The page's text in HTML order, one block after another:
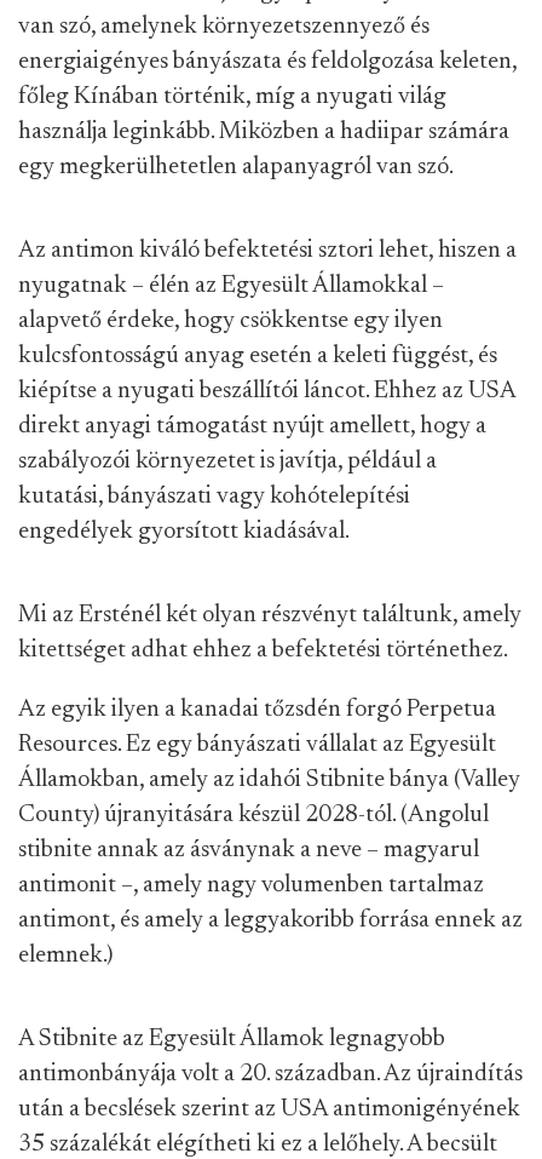
van szó, amelynek környezetszennyező és
energiaigényes bányászata és feldolgozása keleten,
főleg Kínában történik, míg a nyugati világ
használja leginkább. Miközben a hadiipar számára
egy megkerülhetetlen alapanyagról van szó.
Az antimon kiváló befektetési sztori lehet, hiszen a
nyugatnak – élén az Egyesült Államokkal –
alapvető érdeke, hogy csökkentse egy ilyen
kulcsfontosságú anyag esetén a keleti függést, és
kiépítse a nyugati beszállítói láncot. Ehhez az USA
direkt anyagi támogatást nyújt amellett, hogy a
szabályozói környezetet is javítja, például a
kutatási, bányászati vagy kohótelepítési
engedélyek gyorsított kiadásával.
Mi az Ersténél két olyan részvényt találtunk, amely
kitettséget adhat ehhez a befektetési történethez.
Az egyik ilyen a kanadai tőzsdén forgó Perpetua
Resources. Ez egy bányászati vállalat az Egyesült
Államokban, amely az idahói Stibnite bánya (Valley
County) újranyitására készül 2028-tól. (Angolul
stibnite annak az ásványnak a neve – magyarul
antimonit –, amely nagy volumenben tartalmaz
antimont, és amely a leggyakoribb forrása ennek az
elemnek.)
A Stibnite az Egyesült Államok legnagyobb
antimonbányája volt a 20. században. Az újraindítás
után a becslések szerint az USA antimonigényének
35 százalékát elégítheti ki ez a lelőhely. A becsült